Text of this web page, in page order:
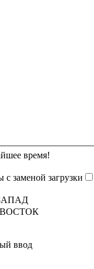
время!
заменой загрузки
ВОСТОК
ввод